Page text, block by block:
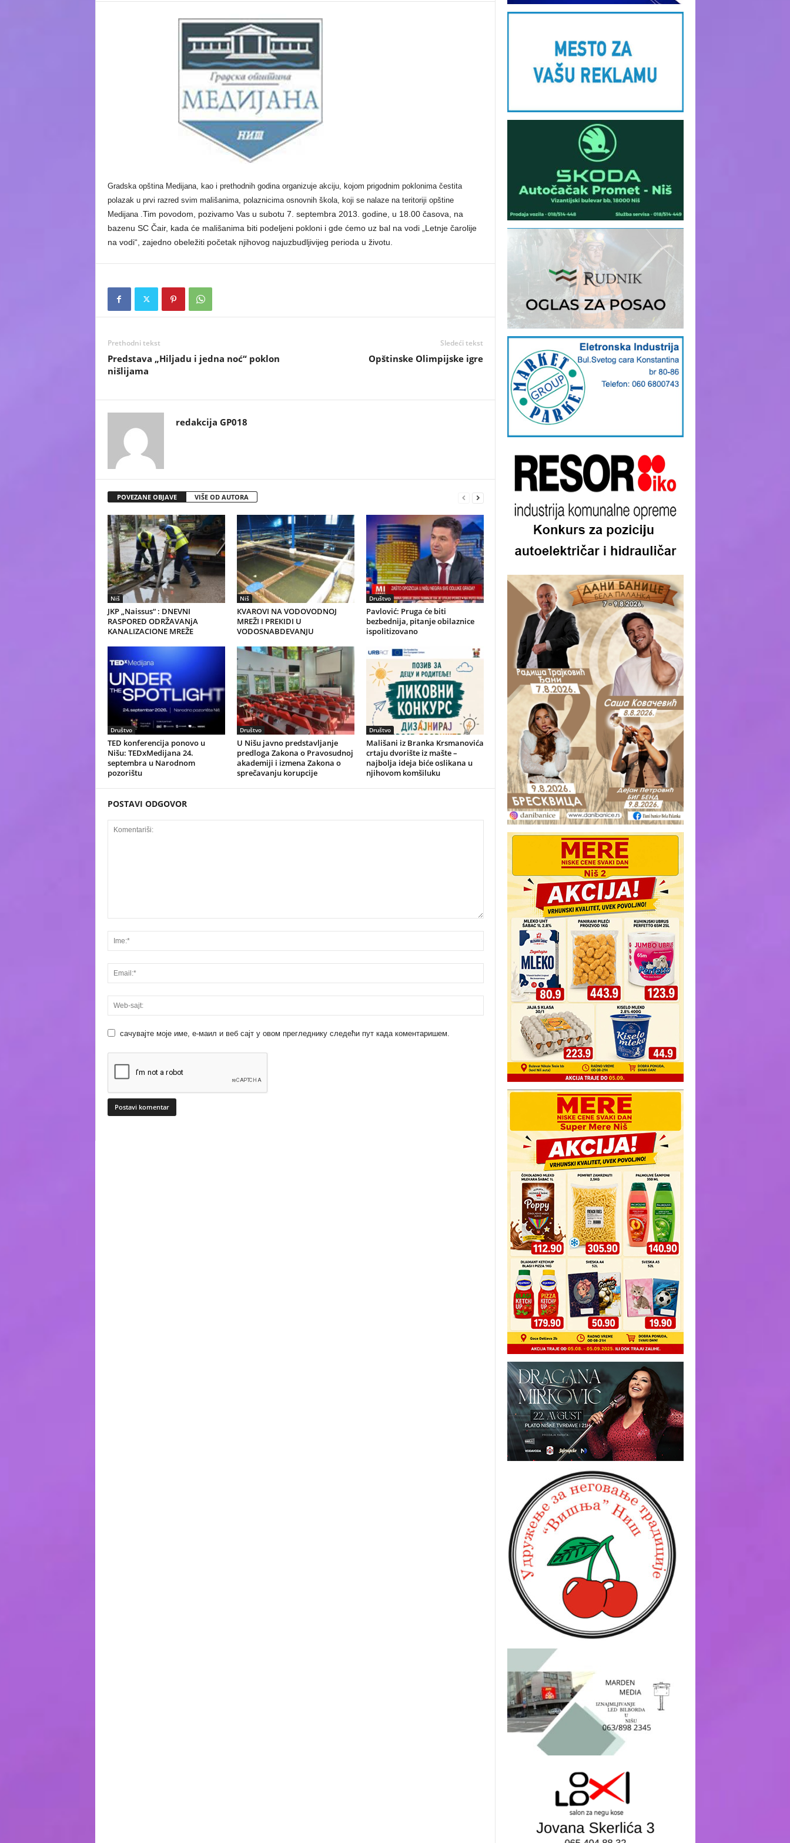
Gradska opština Medijana, kao i prethodnih godina organizuje akciju, kojom prigodnim poklonima čestita
polazak u prvi razred svim mališanima, polaznicima osnovnih škola, koji se nalaze na teritoriji opštine
Medijana .Tim povodom, pozivamo Vas u subotu 7. septembra 2013. godine, u 18.00 časova, na
bazenu SC Čair, kada će mališanima biti podeljeni pokloni i gde ćemo uz bal na vodi „Letnje čarolije
na vodi“, zajedno obeležiti početak njihovog najuzbudljivijeg perioda u životu.
Prethodni tekst
Predstava „Hiljadu i jedna noć“ poklon
nišlijama
Sledeći tekst
Opštinske Olimpijske igre
redakcija GP018
POVEZANE OBJAVE VIŠE OD AUTORA
Niš
JKP „Naissus“ : DNEVNI
RASPORED ODRŽAVANjA
KANALIZACIONE MREŽE
Niš
КVAROVI NA VODOVODNOJ
MREŽI I PREКIDI U
VODOSNABDEVANJU
Društvo
Pavlović: Pruga će biti
bezbednija, pitanje obilaznice
ispolitizovano
Društvo
TED konferencija ponovo u
Nišu: TEDxMedijana 24.
septembra u Narodnom
pozorištu
Društvo
U Nišu javno predstavljanje
predloga Zakona o Pravosudnoj
akademiji i izmena Zakona o
sprečavanju korupcije
Društvo
Mališani iz Branka Krsmanovića
crtaju dvorište iz mašte –
najbolja ideja biće oslikana u
njihovom komšiluku
POSTAVI ODGOVOR
сачувајте моје име, е-маил и веб сајт у овом прегледнику следећи пут када коментаришем.